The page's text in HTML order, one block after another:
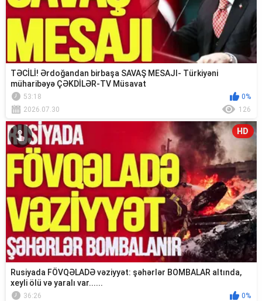
TƏCİLİ! Ərdoğandan birbaşa SAVAŞ MESAJI- Türkiyəni
müharibəyə ÇƏKDİLƏR-TV Müsavat
53:18
0%
2026.07.30
126
HD
Rusiyada FÖVQƏLADƏ vəziyyət: şəhərlər BOMBALAR altında,
xeyli ölü və yaralı var......
36:26
0%